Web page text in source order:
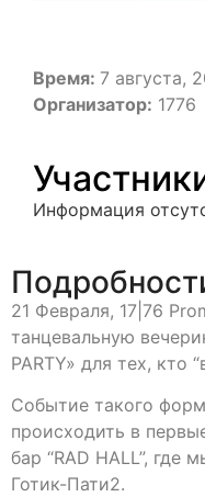
Время: 7 августа,
Организатор: 1776
Информация
21 Февраля, 17|76
танцевальную
PARTY» для тех, кто
Событие такого
происходить в
бар “RAD HALL”, где
Готик-Пати2.